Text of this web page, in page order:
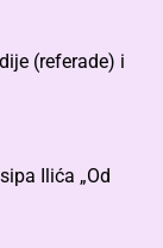
(referade) i
Ilića „Od